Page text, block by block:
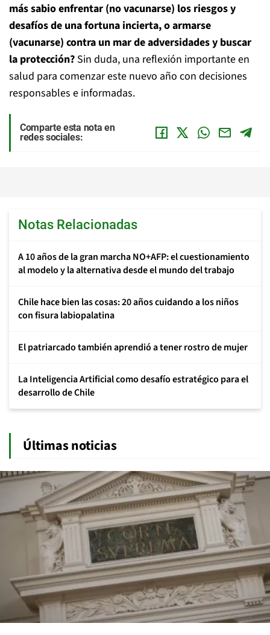
más sabio enfrentar (no vacunarse) los riesgos y
desafíos de una fortuna incierta, o armarse
(vacunarse) contra un mar de adversidades y buscar
la protección? Sin duda, una reflexión importante en
salud para comenzar este nuevo año con decisiones
responsables e informadas.
Comparte esta nota en
redes sociales:
Notas Relacionadas
A 10 años de la gran marcha NO+AFP: el cuestionamiento
al modelo y la alternativa desde el mundo del trabajo
Chile hace bien las cosas: 20 años cuidando a los niños
con fisura labiopalatina
El patriarcado también aprendió a tener rostro de mujer
La Inteligencia Artificial como desafío estratégico para el
desarrollo de Chile
Últimas noticias